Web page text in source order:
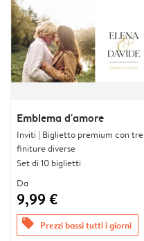
Emblema d'amore
Inviti | Biglietto premium con tre
finiture diverse
Set di 10 biglietti
Da
9,99 €
offers Prezzi bassi tutti i giorni